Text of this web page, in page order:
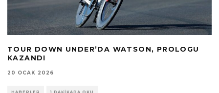
TOUR DOWN UNDER’DA WATSON, PROLOGU
KAZANDI
20 OCAK 2026
HABERLER 1 DAKIKADA OKU